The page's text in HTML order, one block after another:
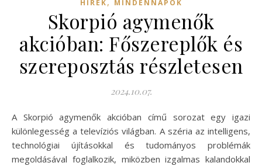
HÍREK MINDENNAPOK
Skorpió agymenők
akcióban: Főszereplők és
szereposztás részletesen
2024.10.07.
A Skorpió agymenők akcióban című sorozat egy igazi
különlegesség a televíziós világban. A széria az intelligens,
technológiai újításokkal és tudományos problémák
megoldásával foglalkozik, miközben izgalmas kalandokkal